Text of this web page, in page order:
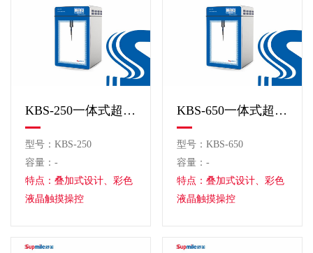
KBS-250一体式超声波细胞粉碎机
型号：KBS-250
容量：-
特点：叠加式设计、彩色
液晶触摸操控
KBS-650一体式超声波细胞粉碎机
型号：KBS-650
容量：-
特点：叠加式设计、彩色
液晶触摸操控